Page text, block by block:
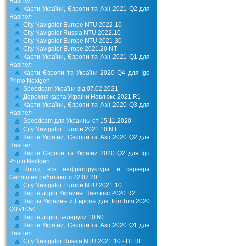
Карти України, Європи та Азії 2021 Q2 для
Навітел
City Navigator Europe NTU 2022.10
City Navigator Russia NTU 2022.10
City Navigator Europe NTU 2021.30
City Navigator Europe 2021.20 NT
Карти України, Європи та Азії 2021 Q1 для
Навітел
Карти Європи та України 2020 Q4 для Igo
Primo Nextgen
Speedcam України від 07.02.2021
Дорожня карта України Навлюкс 2021 R1
Карти України, Європи та Азії 2020 Q3 для
Навітел
Speedcam для Украины от 15.11.2020
City Navigator Europe 2021.10 NT
Карти України, Європи та Азії 2020 Q2 для
Навітел
Карти Європи та України 2020 Q2 для Igo
Primo Nextgen
Почти вся инфраструктура и сервера
Garmin не работают с 22.07.20
City Navigator Europe NTU 2021.10
Карта дорог Украины Навлюкс 2020 R2
Карты Украины и Европы для TomTom 2020
Q3 v1050
Карта дорог Беларуси 10.60
Карти України, Європи та Азії 2020 Q1 для
Навітел
City Navigator Russia NTU 2021.10 - HERE